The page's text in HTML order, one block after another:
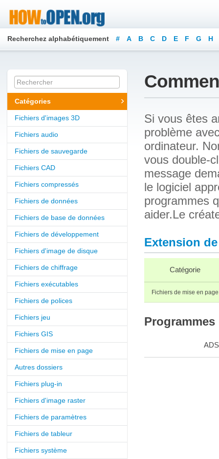
Recherchez alphabétiquement # A B C D E F G H
Catégories
Fichiers d'images 3D
Fichiers audio
Fichiers de sauvegarde
Fichiers CAD
Fichiers compressés
Fichiers de données
Fichiers de base de données
Fichiers de développement
Fichiers d'image de disque
Fichiers de chiffrage
Fichiers exécutables
Fichiers de polices
Fichiers jeu
Fichiers GIS
Fichiers de mise en page
Autres dossiers
Fichiers plug-in
Fichiers d'image raster
Fichiers de paramètres
Fichiers de tableur
Fichiers système
Si vous êtes
problème
ordinateur.
vous double-
message
le logiciel
programmes
aider.Le
Extension
Catégorie
Fichiers de mise en page
ADS